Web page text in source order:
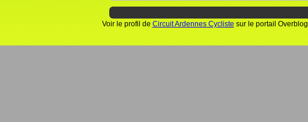
Voir le profil de Circuit Ardennes Cycliste sur le portail Overblog